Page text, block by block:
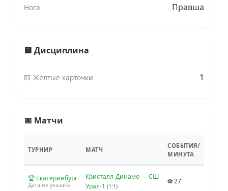
Нога Правша
🟨 Дисциплина
🟨 Жёлтые карточки 1
📅 Матчи
ТУРНИР МАТЧ
СОБЫТИЯ/
МИНУТА
🏆 Екатеринбург
Дата не указана
Кристалл-Динамо — СШ
Урал-1 (1:1)
⚽ 27'